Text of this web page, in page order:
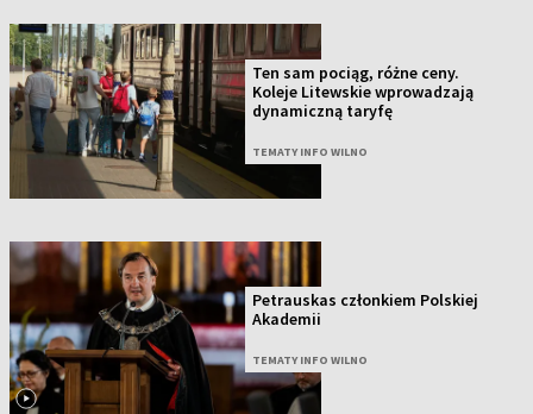
Ten sam pociąg, różne ceny.
Koleje Litewskie wprowadzają
dynamiczną taryfę
TEMATY INFO WILNO
Petrauskas członkiem Polskiej
Akademii
TEMATY INFO WILNO